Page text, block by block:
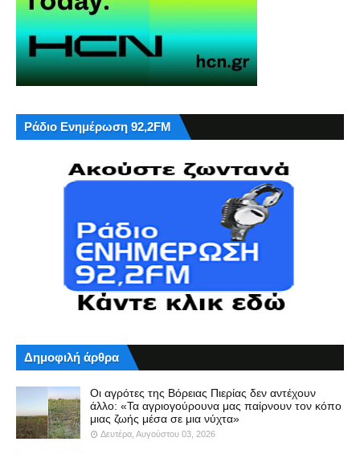
Ράδιο Ενημέρωση 92,2FM
Δημοφιλή άρθρα
Οι αγρότες της Βόρειας Πιερίας δεν αντέχουν
άλλο: «Τα αγριογούρουνα μας παίρνουν τον κόπο
μιας ζωής μέσα σε μια νύχτα»
Δευτέρα, Αυγούστου 03, 2026